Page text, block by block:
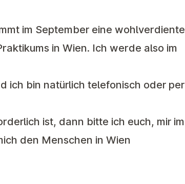
im September eine wohlverdiente
in Wien. Ich werde also im
ich bin natürlich telefonisch oder per
ist, dann bitte ich euch, mir im
den Menschen in Wien